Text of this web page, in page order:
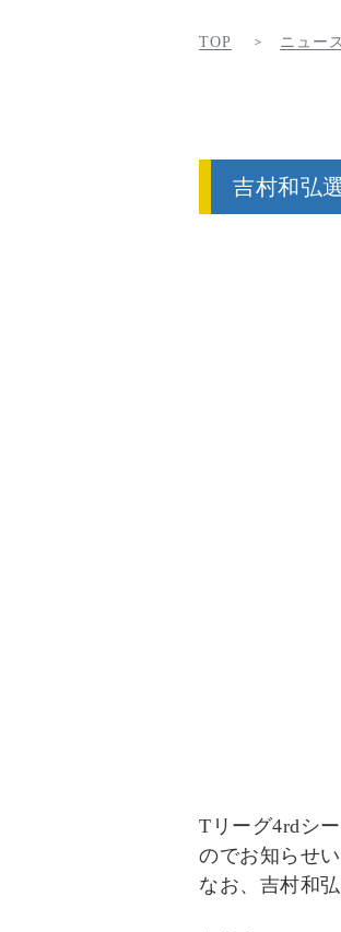
TOP ニュース
吉村和弘
Tリーグ4rdシ
のでお知らせい
なお、吉村和